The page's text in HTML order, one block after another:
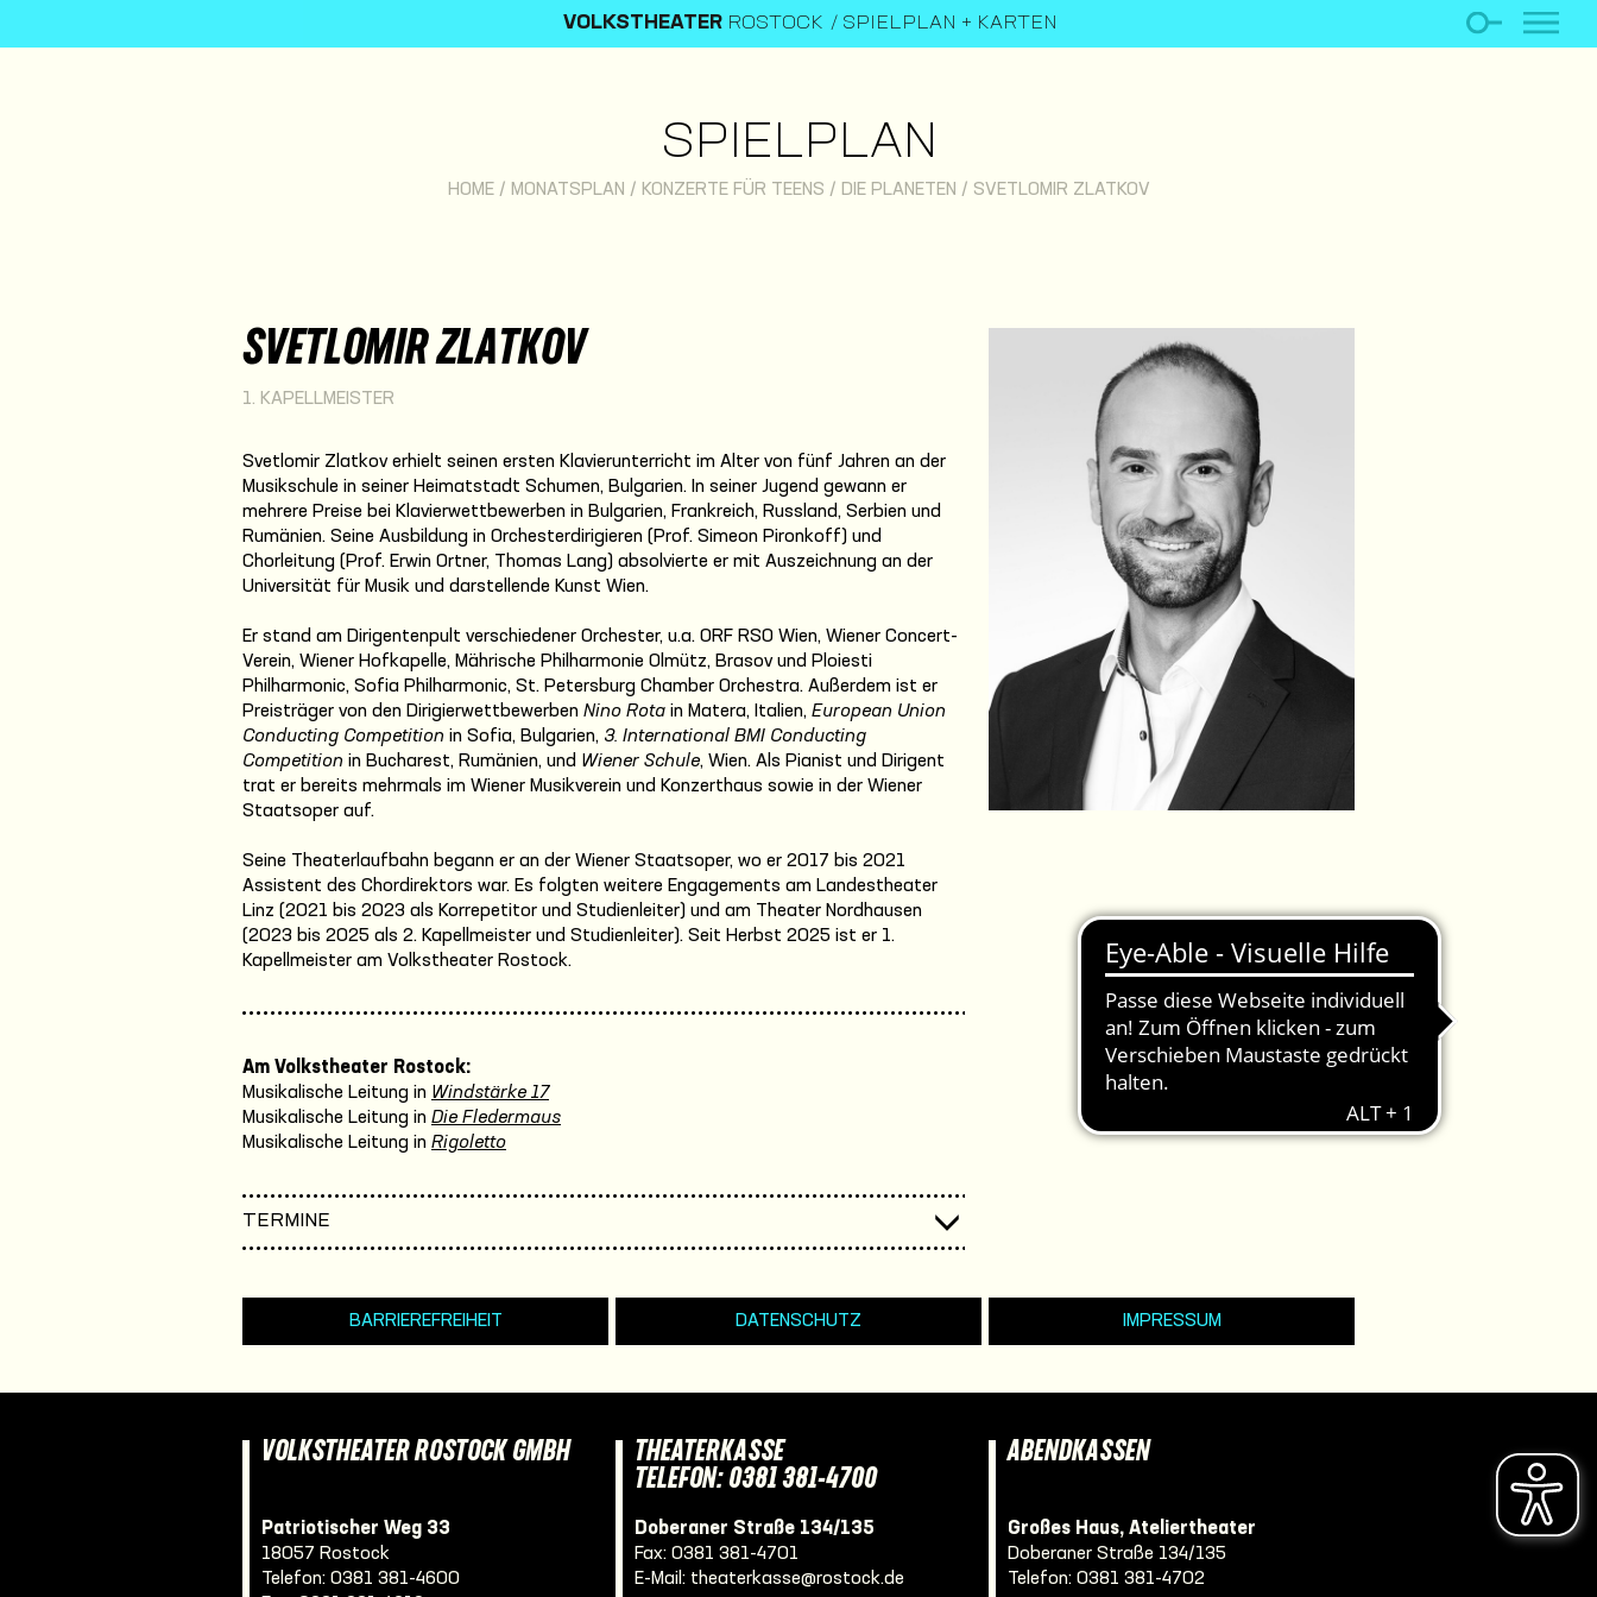
VOLKSTHEATER ROSTOCK SPIELPLAN + KARTEN
SPIELPLAN
HOME/ MONATSPLAN / KONZERTE FÜR TEENS / DIE PLANETEN / SVETLOMIR ZLATKOV
SVETLOMIR ZLATKOV
1. KAPELLMEISTER
Svetlomir Zlatkov erhielt seinen ersten Klavierunterricht im Alter von fünf Jahren an der
Musikschule in seiner Heimatstadt Schumen, Bulgarien. In seiner Jugend gewann er
mehrere Preise bei Klavierwettbewerben in Bulgarien, Frankreich, Russland, Serbien und
Rumänien. Seine Ausbildung in Orchesterdirigieren (Prof. Simeon Pironkoff) und
Chorleitung (Prof. Erwin Ortner, Thomas Lang) absolvierte er mit Auszeichnung an der
Universität für Musik und darstellende Kunst Wien.
Er stand am Dirigentenpult verschiedener Orchester, u.a. ORF RSO Wien, Wiener Concert-
Verein, Wiener Hofkapelle, Mährische Philharmonie Olmütz, Brasov und Ploiesti
Philharmonic, Sofia Philharmonic, St. Petersburg Chamber Orchestra. Außerdem ist er
Preisträger von den Dirigierwettbewerben Nino Rota in Matera, Italien, European Union
Conducting Competition in Sofia, Bulgarien, 3. International BMI Conducting
Competition in Bucharest, Rumänien, und Wiener Schule, Wien. Als Pianist und Dirigent
trat er bereits mehrmals im Wiener Musikverein und Konzerthaus sowie in der Wiener
Staatsoper auf.
Seine Theaterlaufbahn begann er an der Wiener Staatsoper, wo er 2017 bis 2021
Assistent des Chordirektors war. Es folgten weitere Engagements am Landestheater
Linz (2021 bis 2023 als Korrepetitor und Studienleiter) und am Theater Nordhausen
(2023 bis 2025 als 2. Kapellmeister und Studienleiter). Seit Herbst 2025 ist er 1.
Kapellmeister am Volkstheater Rostock.
Am Volkstheater Rostock:
Musikalische Leitung in Windstärke 17
Musikalische Leitung in Die Fledermaus
Musikalische Leitung in Rigoletto
TERMINE
BARRIEREFREIHEIT DATENSCHUTZ IMPRESSUM
VOLKSTHEATER ROSTOCK GMBH
Patriotischer Weg 33
18057 Rostock
Telefon: 0381 381-4600
THEATERKASSE
TELEFON: 0381 381-4700
Doberaner Straße 134/135
Fax: 0381 381-4701
E-Mail: theaterkasse@rostock.de
ABENDKASSEN
Großes Haus, Ateliertheater
Doberaner Straße 134/135
Telefon: 0381 381-4702